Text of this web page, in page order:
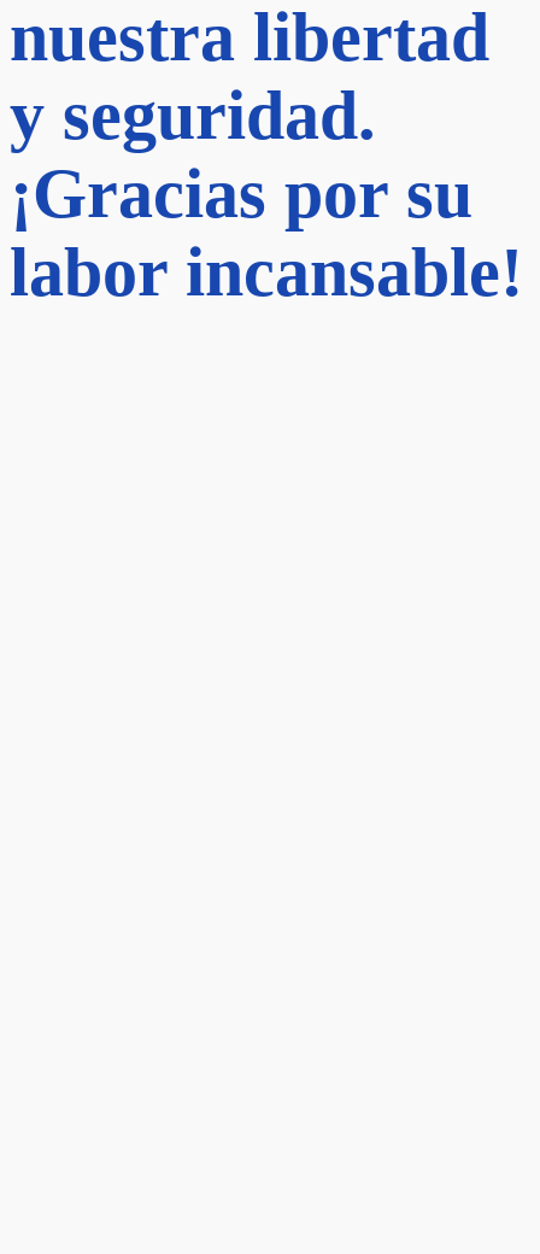
nuestra libertad
y seguridad.
¡Gracias por su
labor incansable!